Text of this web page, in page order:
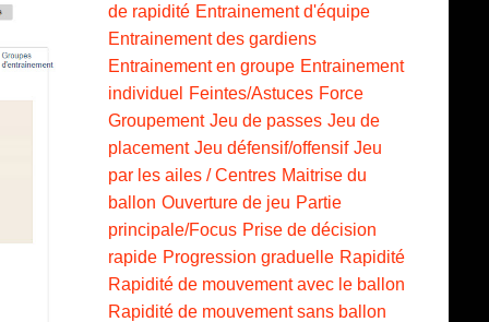
de rapidité Entrainement d'équipe
Entrainement des gardiens
Entrainement en groupe Entrainement
individuel Feintes/Astuces Force
Groupement Jeu de passes Jeu de
placement Jeu défensif/offensif Jeu
par les ailes / Centres Maitrise du
ballon Ouverture de jeu Partie
principale/Focus Prise de décision
rapide Progression graduelle Rapidité
Rapidité de mouvement avec le ballon
Rapidité de mouvement sans ballon